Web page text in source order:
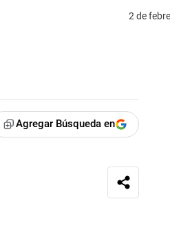
2 de
Agregar Búsqueda en